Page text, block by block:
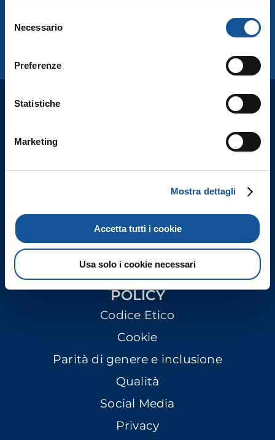
delNecessario
Preferenze
Statistiche
Marketing
Mostra dettagli
Accetta tutti i cookie
Usa solo i cookie necessari
ACCESSIBILITÀ
Dichiarazione di Accessibilità
POLICY
Codice Etico
Cookie
Parità di genere e inclusione
Qualità
Social Media
Privacy